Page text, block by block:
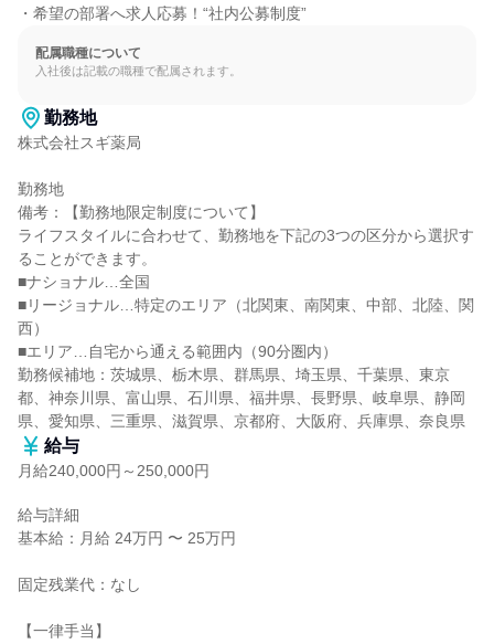
・希望の部署へ求人応募！“社内公募制度”
配属職種について
入社後は記載の職種で配属されます。
勤務地
株式会社スギ薬局
勤務地
備考：【勤務地限定制度について】
ライフスタイルに合わせて、勤務地を下記の3つの区分から選択す
ることができます。
■ナショナル…全国
■リージョナル…特定のエリア（北関東、南関東、中部、北陸、関
西）
■エリア…自宅から通える範囲内（90分圏内）
勤務候補地：茨城県、栃木県、群馬県、埼玉県、千葉県、東京
都、神奈川県、富山県、石川県、福井県、長野県、岐阜県、静岡
県、愛知県、三重県、滋賀県、京都府、大阪府、兵庫県、奈良県
給与
月給240,000円～250,000円
給与詳細
基本給：月給 24万円 〜 25万円
固定残業代：なし
【一律手当】